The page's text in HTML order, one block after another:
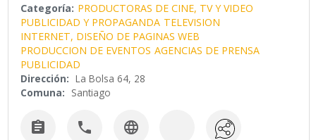
Categoría: PRODUCTORAS DE CINE, TV Y VIDEO
PUBLICIDAD Y PROPAGANDA TELEVISION
INTERNET, DISEÑO DE PAGINAS WEB
PRODUCCION DE EVENTOS AGENCIAS DE PRENSA
PUBLICIDAD
Dirección: La Bolsa 64, 28
Comuna: Santiago
  